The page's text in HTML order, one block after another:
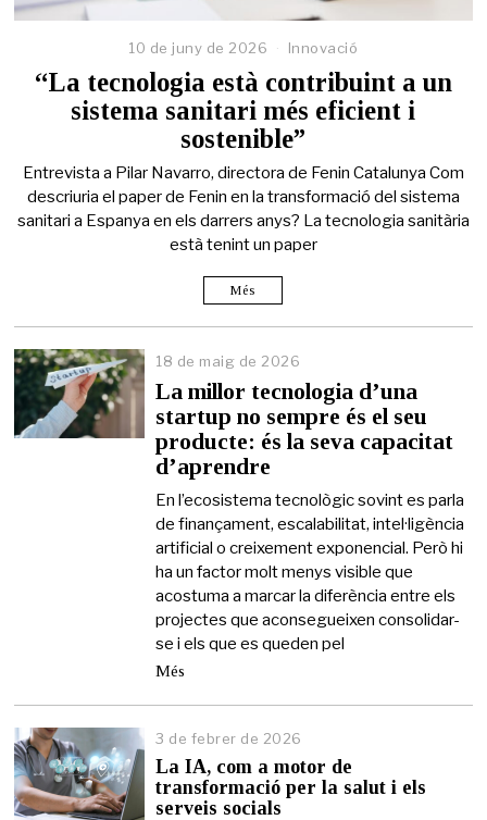
10 de juny de 2026 Innovació
“La tecnologia està contribuint a un
sistema sanitari més eficient i
sostenible”
Entrevista a Pilar Navarro, directora de Fenin Catalunya Com
descriuria el paper de Fenin en la transformació del sistema
sanitari a Espanya en els darrers anys? La tecnologia sanitària
està tenint un paper
Més
18 de maig de 2026
8
d
e
m
g
d
2
0
2
6
La millor tecnologia d’una
startup no sempre és el seu
producte: és la seva capacitat
d’aprendre
En l’ecosistema tecnològic sovint es parla
de finançament, escalabilitat, intel·ligència
artificial o creixement exponencial. Però hi
ha un factor molt menys visible que
acostuma a marcar la diferència entre els
projectes que aconsegueixen consolidar-
se i els que es queden pel
Més
3 de febrer de 2026
d
e
f
La IA, com a motor de
transformació per la salut i els
serveis socials